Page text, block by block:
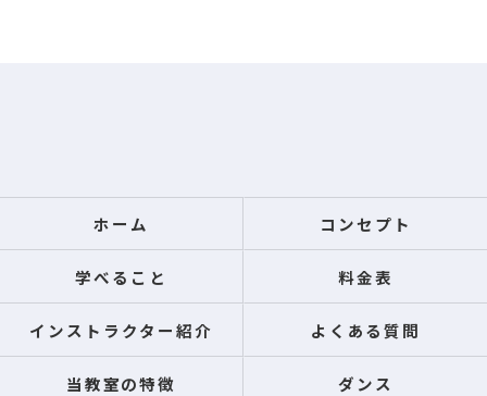
ホーム コンセプト
学べること 料金表
インストラクター紹介 よくある質問
当教室の特徴 ダンス